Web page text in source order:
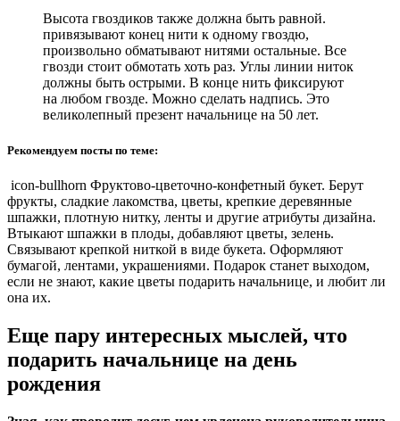
Высота гвоздиков также должна быть равной.
привязывают конец нити к одному гвоздю,
произвольно обматывают нитями остальные. Все
гвозди стоит обмотать хоть раз. Углы линии ниток
должны быть острыми. В конце нить фиксируют
на любом гвозде. Можно сделать надпись. Это
великолепный презент начальнице на 50 лет.
Рекомендуем посты по теме:
icon-bullhorn Фруктово-цветочно-конфетный букет. Берут
фрукты, сладкие лакомства, цветы, крепкие деревянные
шпажки, плотную нитку, ленты и другие атрибуты дизайна.
Втыкают шпажки в плоды, добавляют цветы, зелень.
Связывают крепкой ниткой в виде букета. Оформляют
бумагой, лентами, украшениями. Подарок станет выходом,
если не знают, какие цветы подарить начальнице, и любит ли
она их.
Еще пару интересных мыслей, что
подарить начальнице на день
рождения